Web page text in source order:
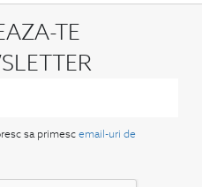
TE
sa primesc email-uri de